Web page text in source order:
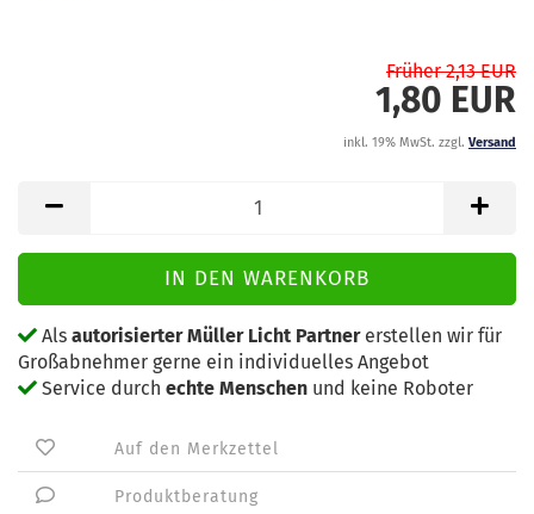
Früher 2,13 EUR
1,80 EUR
inkl. 19% MwSt. zzgl. Versand
Als autorisierter Müller Licht Partnererstellen wir für
Großabnehmer gerne ein individuelles Angebot
Service durch echte Menschen und keine Roboter
Auf den Merkzettel
Produktberatung